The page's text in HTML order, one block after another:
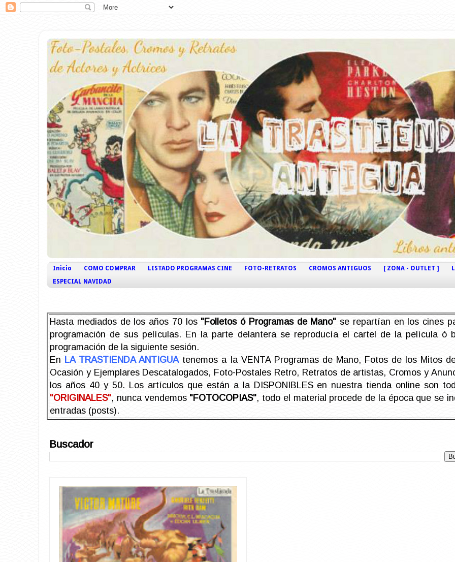
Inicio COMO COMPRAR LISTADO PROGRAMAS CINE FOTO-RETRATOS CROMOS ANTIGUOS [ ZONA - OUTLET ]
ESPECIAL NAVIDAD
Hasta mediados de los años 70 los "Folletos ó Programas de Mano" se repartían en los cines
programación de sus películas. En la parte delantera se reproducía el cartel de la película
programación de la siguiente sesión.
En LA TRASTIENDA ANTIGUAtenemos a la VENTA Programas de Mano, Fotos de los Mitos
Ocasión y Ejemplares Descatalogados, Foto-Postales Retro, Retratos de artistas, Cromos y
los años 40 y 50. Los artículos que están a la DISPONIBLES en nuestra tienda online son
"ORIGINALES", nunca vendemos "FOTOCOPIAS", todo el material procede de la época que se
entradas (posts).
Buscador